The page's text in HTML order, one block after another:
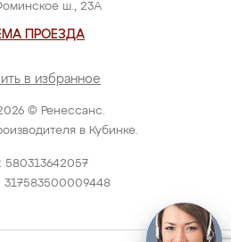
© Ренессанс.
в Кубинке.
580313642057
ш., 23А
ПРОЕЗДА
в избранное